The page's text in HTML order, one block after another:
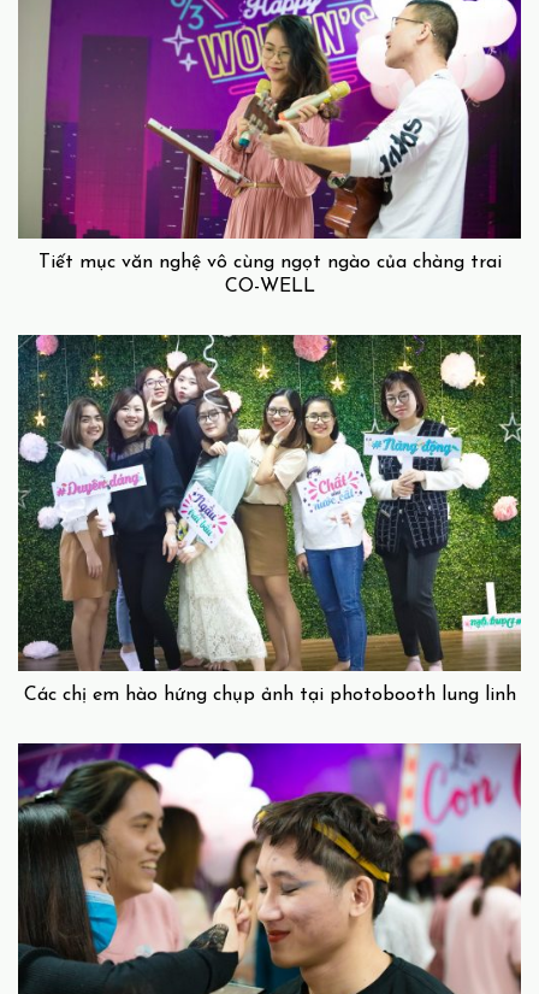
Tiết mục văn nghệ vô cùng ngọt ngào của chàng trai
CO-WELL
Các chị em hào hứng chụp ảnh tại photobooth lung linh